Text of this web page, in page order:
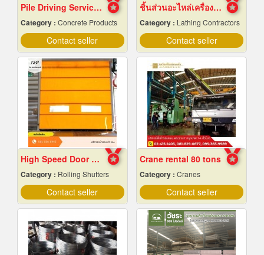
Pile Driving Services, Samut Prakan - Affordable Prices
Category : Concrete Products
Contact seller
ชิ้นส่วนอะไหล่เครื่องจักรกล
Category : Lathing Contractors
Contact seller
High Speed ​​Door Samut Prakan
Category : Rolling Shutters
Contact seller
Crane rental 80 tons
Category : Cranes
Contact seller